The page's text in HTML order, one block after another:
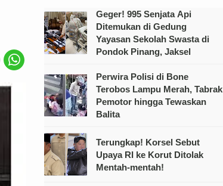
Geger! 995 Senjata Api
Ditemukan di Gedung
Yayasan Sekolah Swasta di
Pondok Pinang, Jaksel
Perwira Polisi di Bone
Terobos Lampu Merah, Tabrak
Pemotor hingga Tewaskan
Balita
Terungkap! Korsel Sebut
Upaya RI ke Korut Ditolak
Mentah-mentah!